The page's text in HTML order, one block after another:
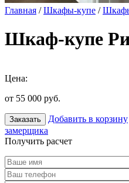
Главная /Шкафы-купе /
Шкаф-купе
Цена:
от 55 000 руб.
Заказать Добавить в корзину
замерщика
Получить расчет